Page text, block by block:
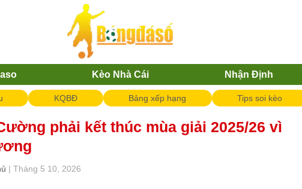
Kèo Nhà Cái Nhận Định
KQBĐ Bảng xếp hạng Tips soi kèo
phải kết thúc mùa giải 2025/26 vì
| Tháng 5 10, 2026